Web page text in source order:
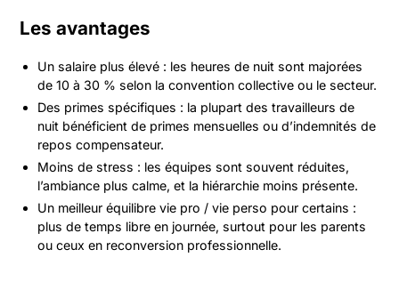
Les avantages
Un salaire plus élevé : les heures de nuit sont majorées
de 10 à 30 % selon la convention collective ou le secteur.
Des primes spécifiques : la plupart des travailleurs de
nuit bénéficient de primes mensuelles ou d’indemnités de
repos compensateur.
Moins de stress : les équipes sont souvent réduites,
l’ambiance plus calme, et la hiérarchie moins présente.
Un meilleur équilibre vie pro / vie perso pour certains :
plus de temps libre en journée, surtout pour les parents
ou ceux en reconversion professionnelle.